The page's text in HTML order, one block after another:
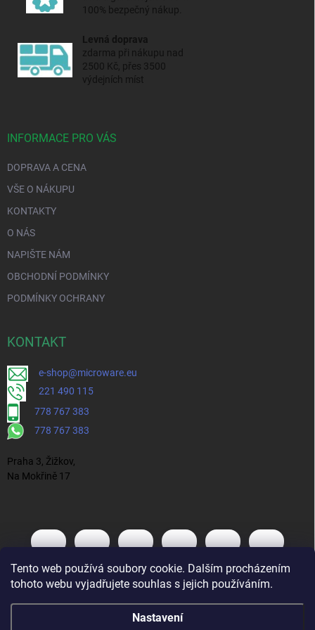
Tento web používá soubory cookie. Dalším procházením
tohoto webu vyjadřujete souhlas s jejich používáním.
Nastavení
100% bezpečný nákup.
Levná doprava
zdarma při nákupu nad
2500 Kč, přes 3500
výdejních míst
INFORMACE PRO VÁS
DOPRAVA A CENA
VŠE O NÁKUPU
KONTAKTY
O NÁS
NAPIŠTE NÁM
OBCHODNÍ PODMÍNKY
PODMÍNKY OCHRANY
KONTAKT
e-shop@microware.eu
221 490 115
778 767 383
778 767 383
Praha 3, Žižkov,
Na Mokřině 17